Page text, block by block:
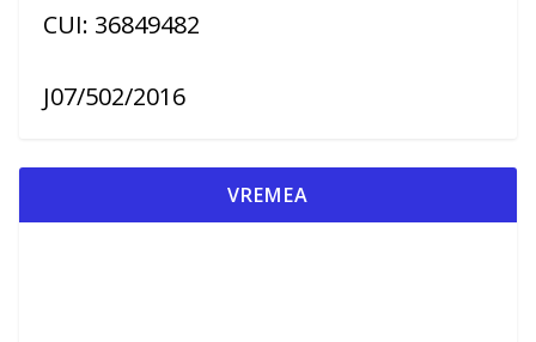
CUI: 36849482
J07/502/2016
VREMEA